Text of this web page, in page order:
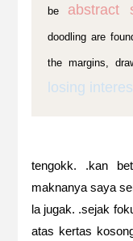
be abstract
doodling are
the margins,
losing
tengokk. .kan
maknanya saya
la jugak. .sejak
atas kertas